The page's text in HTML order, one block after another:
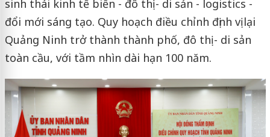
sinh thái kinh tế biển - đô thị - di sản - logistics -
đổi mới sáng tạo. Quy hoạch điều chỉnh định vị lại
Quảng Ninh trở thành thành phố, đô thị - di sản
toàn cầu, với tầm nhìn dài hạn 100 năm.